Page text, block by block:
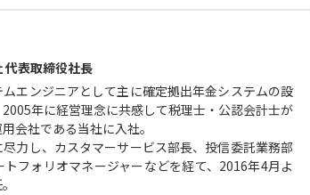
代表取締役社長
エンジニアとして主に確定拠出年金システムの設
年に経営理念に共感して税理士・公認会計士が
会社である当社に入社。
力し、カスタマーサービス部長、投信委託業務部
フォリオマネージャーなどを経て、2016年4月よ